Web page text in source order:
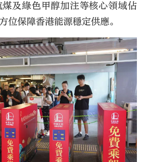
及綠色甲醇加注等核心領域佔
位保障香港能源穩定供應。